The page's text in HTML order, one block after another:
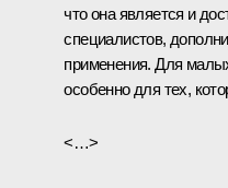
что она является и
специалистов,
применения. Для
особенно для тех,
<…>